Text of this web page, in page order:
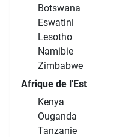
Botswana
Eswatini
Lesotho
Namibie
Zimbabwe
Afrique de l'Est
Kenya
Ouganda
Tanzanie